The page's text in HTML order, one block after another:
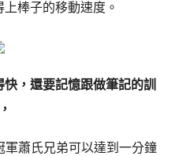
棒子的移動速度。
，還要記憶跟做筆記的訓
蕭氏兄弟可以達到一分鐘